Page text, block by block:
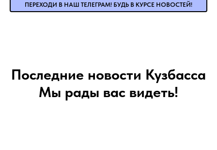
ПЕРЕХОДИ В НАШ ТЕЛЕГРАМ! БУДЬ В КУРСЕ НОВОСТЕЙ!
Последние новости Кузбасса
Мы рады вас видеть!